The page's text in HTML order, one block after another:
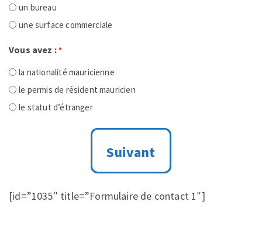
un bureau
une surface commerciale
Vous avez :*
la nationalité mauricienne
le permis de résident mauricien
le statut d’étranger
[id=”1035″ title=”Formulaire de contact 1″]